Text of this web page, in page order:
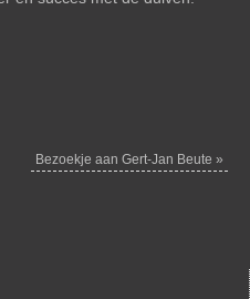
Bezoekje aan Gert-Jan Beute »